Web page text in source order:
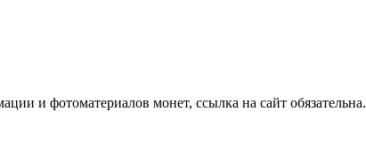
и фотоматериалов монет, ссылка на сайт обязательна.